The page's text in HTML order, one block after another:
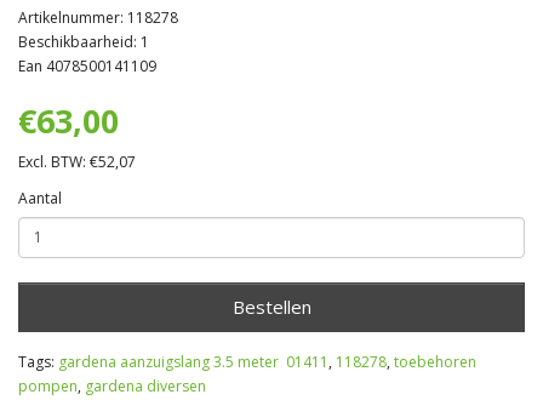
Artikelnummer: 118278
Beschikbaarheid: 1
Ean 4078500141109
€63,00
Excl. BTW: €52,07
Aantal
Bestellen
Tags: gardena aanzuigslang 3.5 meter 01411 , 118278, toebehoren
pompen, gardena diversen